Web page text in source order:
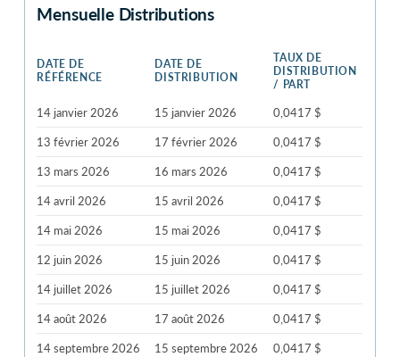
Mensuelle Distributions
DATE DE
RÉFÉRENCE
DATE DE
DISTRIBUTION
TAUX DE
DISTRIBUTION
/ PART
14 janvier 2026 15 janvier 2026
0,0417 $
13 février 2026
17 février 2026
0,0417 $
13 mars 2026
16 mars 2026
0,0417 $
14 avril 2026
15 avril 2026
0,0417 $
14 mai 2026
15 mai 2026
0,0417 $
12 juin 2026
15 juin 2026
0,0417 $
14 juillet 2026
15 juillet 2026
0,0417 $
14 août 2026
17 août 2026
0,0417 $
14 septembre 2026
15 septembre 2026
0,0417 $